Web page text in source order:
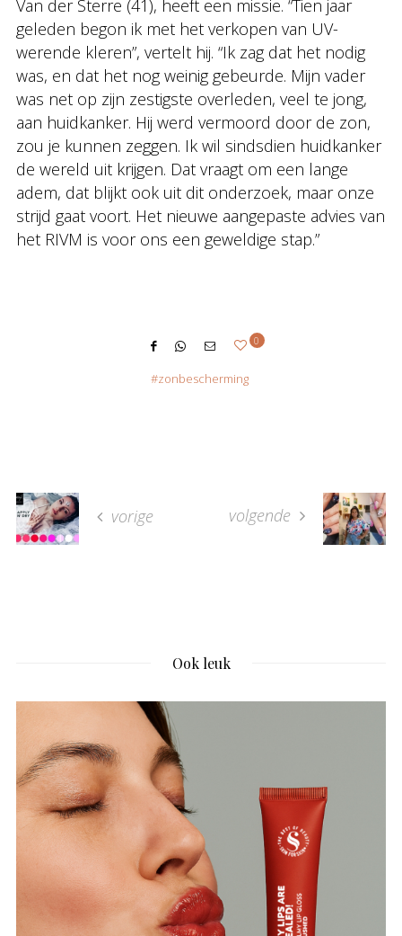
Van der Sterre (41), heeft een missie. “Tien jaar
geleden begon ik met het verkopen van UV-
werende kleren”, vertelt hij. “Ik zag dat het nodig
was, en dat het nog weinig gebeurde. Mijn vader
was net op zijn zestigste overleden, veel te jong,
aan huidkanker. Hij werd vermoord door de zon,
zou je kunnen zeggen. Ik wil sindsdien huidkanker
de wereld uit krijgen. Dat vraagt om een lange
adem, dat blijkt ook uit dit onderzoek, maar onze
strijd gaat voort. Het nieuwe aangepaste advies van
het RIVM is voor ons een geweldige stap.”
0
zonbescherming
vorige volgende
Ook leuk